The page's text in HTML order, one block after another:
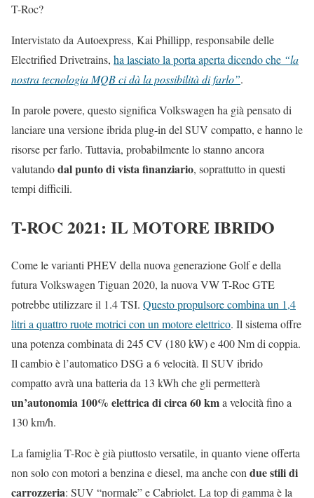
T-Roc?
Intervistato da Autoexpress, Kai Phillipp, responsabile delle
Electrified Drivetrains, ha lasciato la porta aperta dicendo che “la
nostra tecnologia MQB ci dà la possibilità di farlo”.
In parole povere, questo significa Volkswagen ha già pensato di
lanciare una versione ibrida plug-in del SUV compatto, e hanno le
risorse per farlo. Tuttavia, probabilmente lo stanno ancora
valutandodal punto di vista finanziario, soprattutto in questi
tempi difficili.
T-ROC 2021: IL MOTORE IBRIDO
Come le varianti PHEV della nuova generazione Golf e della
futura Volkswagen Tiguan 2020, la nuova VW T-Roc GTE
potrebbe utilizzare il 1.4 TSI. Questo propulsore combina un 1,4
litri a quattro ruote motrici con un motore elettrico. Il sistema offre
una potenza combinata di 245 CV (180 kW) e 400 Nm di coppia.
Il cambio è l’automatico DSG a 6 velocità. Il SUV ibrido
compatto avrà una batteria da 13 kWh che gli permetterà
un’autonomia 100% elettrica di circa 60 kma velocità fino a
130 km/h.
La famiglia T-Roc è già piuttosto versatile, in quanto viene offerta
non solo con motori a benzina e diesel, ma anche condue stili di
carrozzeria: SUV “normale” e Cabriolet. La top di gamma è la